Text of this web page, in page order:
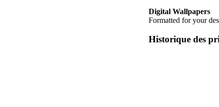
Digital Wallpapers
Formatted for your
Historique des